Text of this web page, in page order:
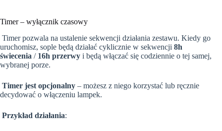
Timer – wyłącznik czasowy
Timer pozwala na ustalenie sekwencji działania zestawu. Kiedy go
uruchomisz, sople będą działać cyklicznie w sekwencji 8h
świecenia /16h przerwy i będą włączać się codziennie o tej samej,
wybranej porze.
Timer jest opcjonalny – możesz z niego korzystać lub ręcznie
decydować o włączeniu lampek.
Przykład działania: